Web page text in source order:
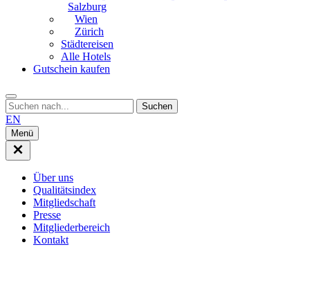
Salzburg
Wien
Zürich
Städtereisen
Alle Hotels
Gutschein kaufen
Suche
EN
Menü
Menü
schließen
Über uns
Qualitätsindex
Mitgliedschaft
Presse
Mitgliederbereich
Kontakt